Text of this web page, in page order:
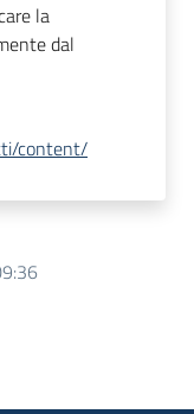
la
dal
content/